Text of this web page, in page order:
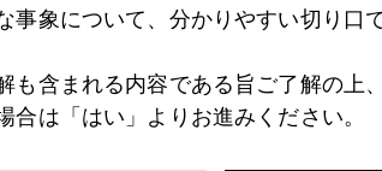
インフレ頼みの高市政権
タカイチ圧勝後の金５０００ドル再突破、
事象について、分かりやすい切り口
も含まれる内容である旨ご了解の上
合は「はい」よりお進みください。